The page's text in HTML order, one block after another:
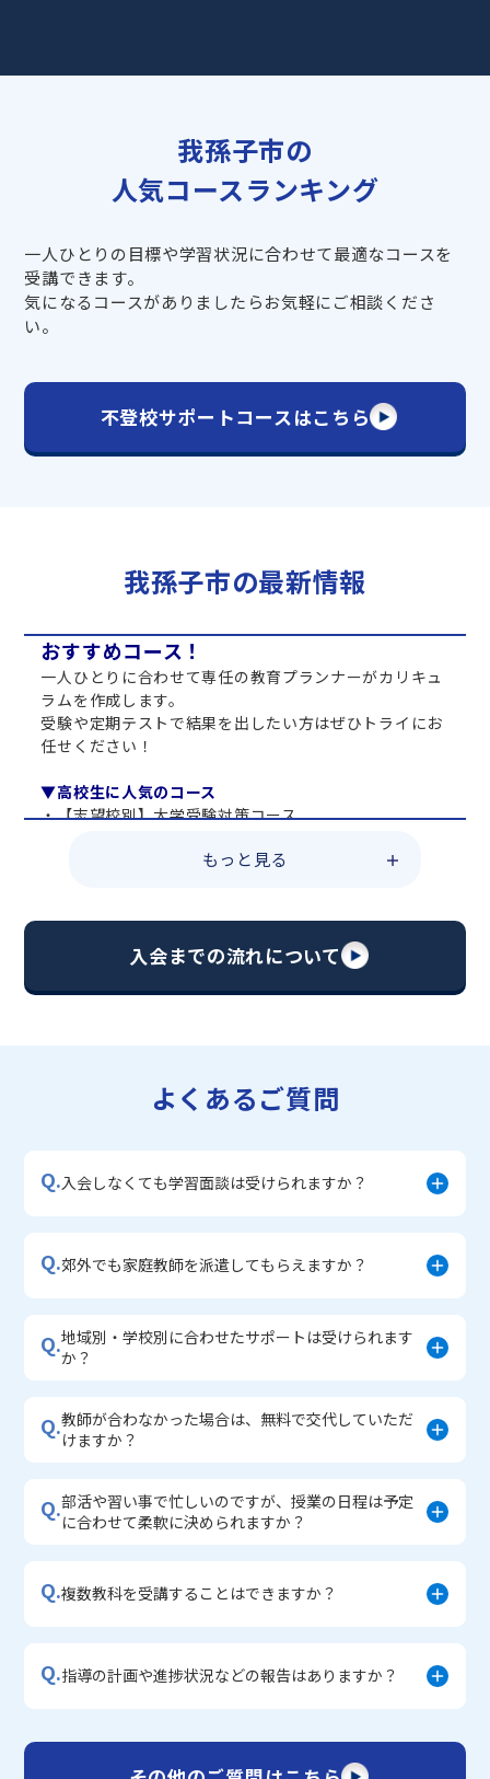
我孫子市の
人気コースランキング
一人ひとりの目標や学習状況に合わせて最適なコースを
受講できます。
気になるコースがありましたらお気軽にご相談くださ
い。
不登校サポートコースはこちら
我孫子市の最新情報
おすすめコース！
一人ひとりに合わせて専任の教育プランナーがカリキュ
ラムを作成します。
受験や定期テストで結果を出したい方はぜひトライにお
任せください！
▼高校生に人気のコース
・【志望校別】大学受験対策コース
・総合型選抜直前対策コース
・【志望校別】公立・私立高校受験対策コース
・宿題サポートコース
・学習習慣定着コース
もっと見る
入会までの流れについて
よくあるご質問
Q.入会しなくても学習面談は受けられますか？
Q.郊外でも家庭教師を派遣してもらえますか？
Q.地域別・学校別に合わせたサポートは受けられます
か？
Q.教師が合わなかった場合は、無料で交代していただ
けますか？
Q.部活や習い事で忙しいのですが、授業の日程は予定
に合わせて柔軟に決められますか？
Q.複数教科を受講することはできますか？
Q.指導の計画や進捗状況などの報告はありますか？